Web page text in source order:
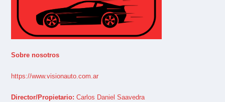
Sobre nosotros
https://www.visionauto.com.ar
Director/Propietario: Carlos Daniel Saavedra